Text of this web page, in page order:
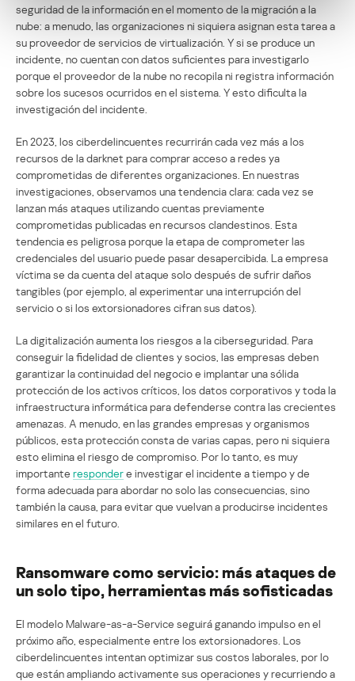
seguridad de la información en el momento de la migración a la
nube: a menudo, las organizaciones ni siquiera asignan esta tarea a
su proveedor de servicios de virtualización. Y si se produce un
incidente, no cuentan con datos suficientes para investigarlo
porque el proveedor de la nube no recopila ni registra información
sobre los sucesos ocurridos en el sistema. Y esto dificulta la
investigación del incidente.
En 2023, los ciberdelincuentes recurrirán cada vez más a los
recursos de la darknet para comprar acceso a redes ya
comprometidas de diferentes organizaciones. En nuestras
investigaciones, observamos una tendencia clara: cada vez se
lanzan más ataques utilizando cuentas previamente
comprometidas publicadas en recursos clandestinos. Esta
tendencia es peligrosa porque la etapa de comprometer las
credenciales del usuario puede pasar desapercibida. La empresa
víctima se da cuenta del ataque solo después de sufrir daños
tangibles (por ejemplo, al experimentar una interrupción del
servicio o si los extorsionadores cifran sus datos).
La digitalización aumenta los riesgos a la ciberseguridad. Para
conseguir la fidelidad de clientes y socios, las empresas deben
garantizar la continuidad del negocio e implantar una sólida
protección de los activos críticos, los datos corporativos y toda la
infraestructura informática para defenderse contra las crecientes
amenazas. A menudo, en las grandes empresas y organismos
públicos, esta protección consta de varias capas, pero ni siquiera
esto elimina el riesgo de compromiso. Por lo tanto, es muy
importante respondere investigar el incidente a tiempo y de
forma adecuada para abordar no solo las consecuencias, sino
también la causa, para evitar que vuelvan a producirse incidentes
similares en el futuro.
Ransomware como servicio: más ataques de
un solo tipo, herramientas más sofisticadas
El modelo Malware-as-a-Service seguirá ganando impulso en el
próximo año, especialmente entre los extorsionadores. Los
ciberdelincuentes intentan optimizar sus costos laborales, por lo
que están ampliando activamente sus operaciones y recurriendo a